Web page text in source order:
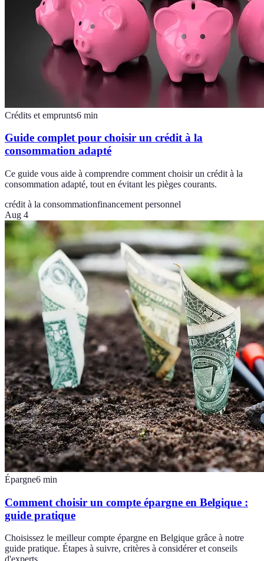
Crédits et emprunts6 min
Guide complet pour choisir un crédit à la
consommation adapté
Ce guide vous aide à comprendre comment choisir un crédit à la
consommation adapté, tout en évitant les pièges courants.
crédit à la consommationfinancement personnel
Aug 4
Épargne6 min
Comment choisir un compte épargne en Belgique :
guide pratique
Choisissez le meilleur compte épargne en Belgique grâce à notre
guide pratique. Étapes à suivre, critères à considérer et conseils